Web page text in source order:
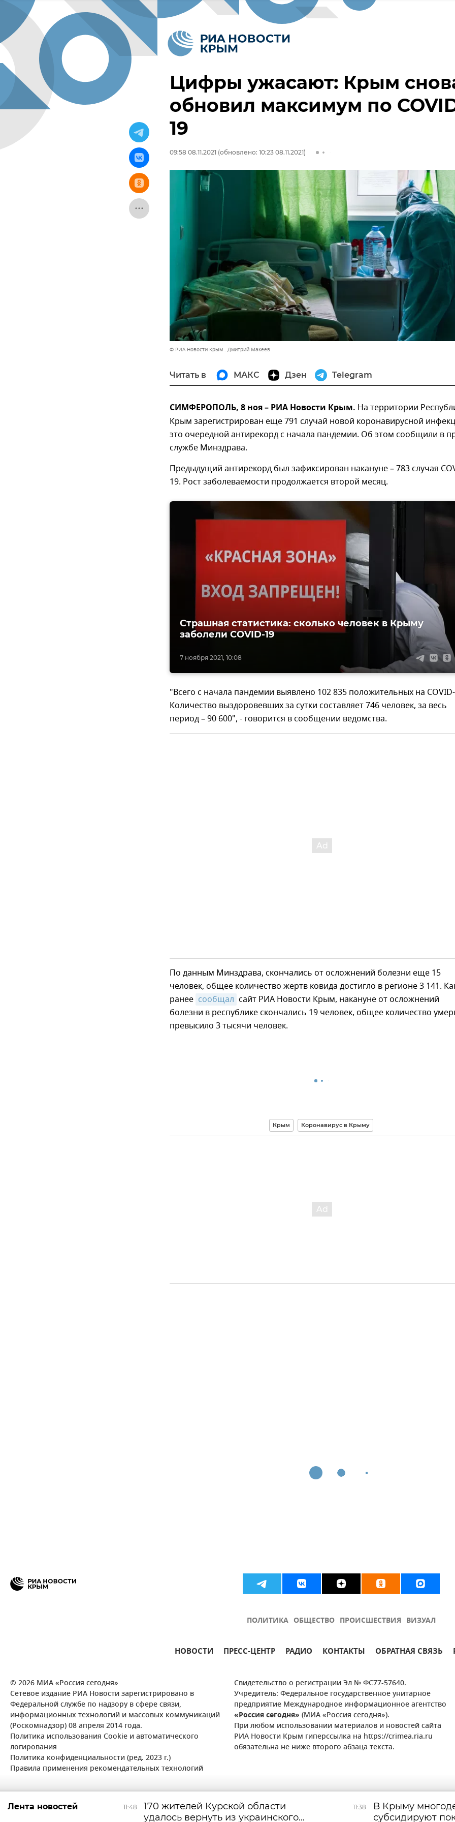
Цифры ужасают: Крым
обновил максимум по
19
09:58 08.11.2021 (обновлено: 10:23 08.11.2021)
© РИА Новости Крым . Дмитрий Макеев
Читать в МАКС Дзен Telegram
СИМФЕРОПОЛЬ, 8 ноя – РИА Новости Крым. На территории
Крым зарегистрирован еще 791 случай новой коронавирусной
это очередной антирекорд с начала пандемии. Об этом сообщили в
службе Минздрава.
Предыдущий антирекорд был зафиксирован накануне – 783 случая
19. Рост заболеваемости продолжается второй месяц.
7 ноября 2021, 10:08
Страшная статистика: сколько человек в Крыму
заболели COVID-19
"Всего с начала пандемии выявлено 102 835 положительных на
Количество выздоровевших за сутки составляет 746 человек, за весь
период – 90 600", - говорится в сообщении ведомства.
По данным Минздрава, скончались от осложнений болезни еще 15
человек, общее количество жертв ковида достигло в регионе 3 141.
ранее сообщал сайт РИА Новости Крым, накануне от осложнений
болезни в республике скончались 19 человек, общее количество
превысило 3 тысячи человек.
Крым Коронавирус в Крыму
ПОЛИТИКА ОБЩЕСТВО ПРОИСШЕСТВИЯ ВИЗУАЛ
НОВОСТИ ПРЕСС-ЦЕНТР РАДИО КОНТАКТЫ ОБРАТНАЯ СВЯЗЬ
© 2026 МИА «Россия сегодня»
Сетевое издание РИА Новости зарегистрировано в
Федеральной службе по надзору в сфере связи,
информационных технологий и массовых коммуникаций
(Роскомнадзор) 08 апреля 2014 года.
Политика использования Cookie и автоматического
логирования
Политика конфиденциальности (ред. 2023 г.)
Правила применения рекомендательных технологий
Свидетельство о регистрации Эл № ФС77-57640.
Учредитель: Федеральное государственное унитарное
предприятие Международное информационное агентство
«Россия сегодня» (МИА «Россия сегодня»).
При любом использовании материалов и новостей сайта
РИА Новости Крым гиперссылка на https://crimea.ria.ru
обязательна не ниже второго абзаца текста.
11:48
170 жителей Курской области
удалось вернуть из украинского
11:38
В Крыму
субсидируют
Лента новостей